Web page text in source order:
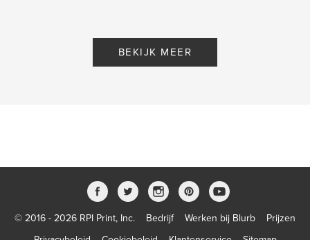
BEKIJK MEER
© 2016 - 2026 RPI Print, Inc. Bedrijf Werken bij Blurb
Prijzen